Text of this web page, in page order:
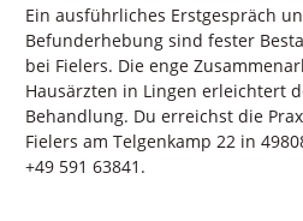
Ein ausführliches Erstgespräch
Befunderhebung sind fester
bei Fielers. Die enge
Hausärzten in Lingen erleichtert
Behandlung. Du erreichst die
Fielers am Telgenkamp 22 in
+49 591 63841.